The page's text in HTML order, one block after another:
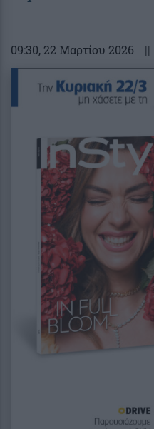
09:30, 22 Μαρτίου 2026 ||